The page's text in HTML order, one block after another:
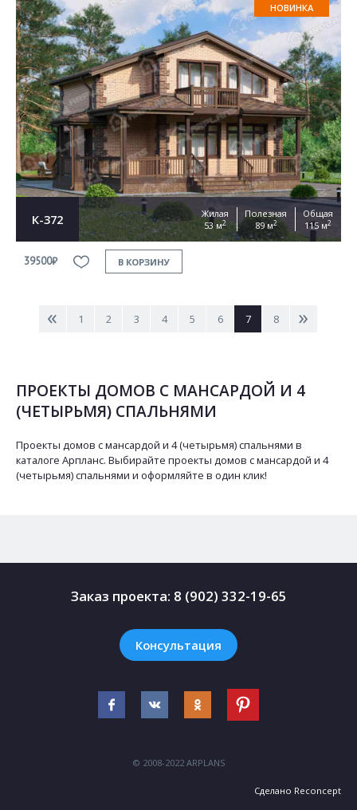
НОВИНКА
К-372
Жилая
53 м2
Полезная
89 м2
Общая
115 м2
39500₽ В КОРЗИНУ
< 1 2 3 4 5 6 7 8 >
ПРОЕКТЫ ДОМОВ С МАНСАРДОЙ И 4
(ЧЕТЫРЬМЯ) СПАЛЬНЯМИ
Проекты домов с мансардой и 4 (четырьмя) спальнями в
каталоге Арпланс. Выбирайте проекты домов с мансардой и 4
(четырьмя) спальнями и оформляйте в один клик!
Заказ проекта: 8 (902) 332-19-65
Консультация
© 2008-2022 ARPLANS
Сделано Reconcept